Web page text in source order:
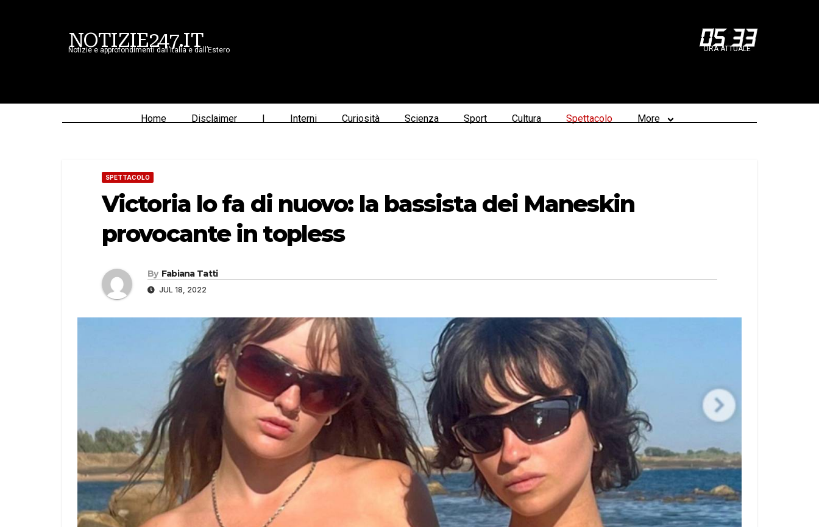
NOTIZIE247.IT
Notizie e approfondimenti dall’Italia e dall’Estero 05:33
ORA ATTUALE
Home Disclaimer | Interni Curiosità Scienza Sport Cultura Spettacolo More
SPETTACOLO
Victoria lo fa di nuovo: la bassista dei Maneskin
provocante in topless
By Fabiana Tatti
JUL 18, 2022